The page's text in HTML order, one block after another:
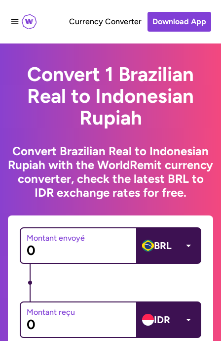
Currency Converter Download App
Convert 1 Brazilian
Real to Indonesian
Rupiah
Convert Brazilian Real to Indonesian
Rupiah with the WorldRemit currency
converter, check the latest BRL to
IDR exchange rates for free.
Montant envoyé
BRL
Montant reçu
IDR